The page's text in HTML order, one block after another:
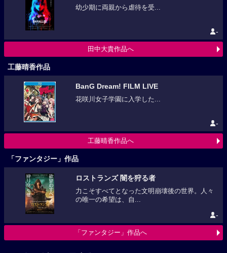
幼少期に両親から虐待を受...
-
田中大貴作品へ
工藤晴香作品
BanG Dream! FILM LIVE
花咲川女子学園に入学した...
-
工藤晴香作品へ
「ファンタジー」作品
ロストランズ 闇を狩る者
力こそすべてとなった文明崩壊後の世界。人々
の唯一の希望は、自...
-
「ファンタジー」作品へ